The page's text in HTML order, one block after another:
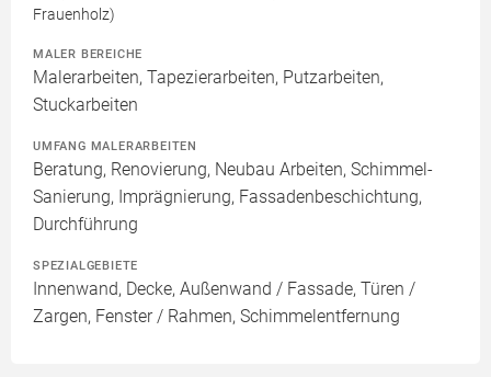
Frauenholz)
MALER BEREICHE
Malerarbeiten, Tapezierarbeiten, Putzarbeiten,
Stuckarbeiten
UMFANG MALERARBEITEN
Beratung, Renovierung, Neubau Arbeiten, Schimmel-
Sanierung, Imprägnierung, Fassadenbeschichtung,
Durchführung
SPEZIALGEBIETE
Innenwand, Decke, Außenwand / Fassade, Türen /
Zargen, Fenster / Rahmen, Schimmelentfernung